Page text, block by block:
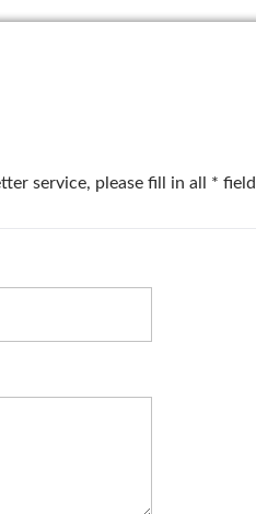
service, please fill in all *